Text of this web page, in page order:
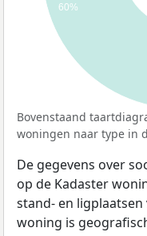
60%
Bovenstaand
woningen naar type in
De gegevens over
op de Kadaster
stand- en
woning is